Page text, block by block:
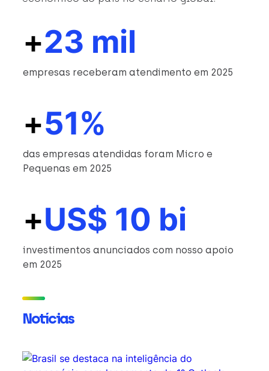
+23 mil
empresas receberam atendimento em 2025
+51%
das empresas atendidas foram Micro e
Pequenas em 2025
+US$ 10 bi
investimentos anunciados com nosso apoio
em 2025
Notícias